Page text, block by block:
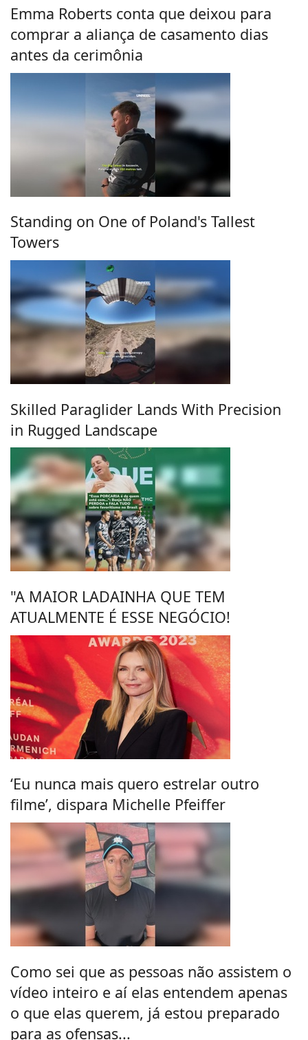
Emma Roberts conta que deixou para
comprar a aliança de casamento dias
antes da cerimônia
Standing on One of Poland's Tallest
Towers
Skilled Paraglider Lands With Precision
in Rugged Landscape
"A MAIOR LADAINHA QUE TEM
ATUALMENTE É ESSE NEGÓCIO!
‘Eu nunca mais quero estrelar outro
filme’, dispara Michelle Pfeiffer
Como sei que as pessoas não assistem o
vídeo inteiro e aí elas entendem apenas
o que elas querem, já estou preparado
para as ofensas...